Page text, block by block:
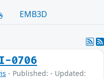
EMB3D
0706
- Published: - Updated: